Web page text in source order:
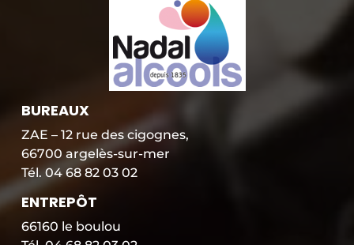
BUREAUX
ZAE – 12 rue des cigognes,
66700 argelès-sur-mer
Tél. 04 68 82 03 02
ENTREPÔT
66160 le boulou